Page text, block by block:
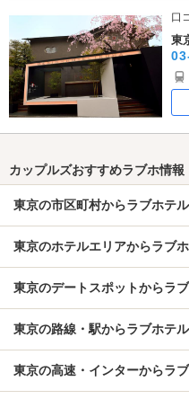
口
東
カップルズおすすめラブホ情報
東京の市区町村からラブホテ
東京のホテルエリアからラブ
東京のデートスポットからラ
東京の路線・駅からラブホテ
東京の高速・インターからラ